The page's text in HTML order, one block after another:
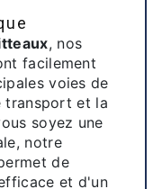
, nos
facilement
voies de
transport et la
soyez une
notre
de
et d'un